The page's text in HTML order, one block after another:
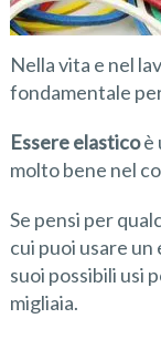
Nella vita e nel
fondamentale
Essere elasticoè
molto bene nel
Se pensi per
cui puoi usare un
suoi possibili usi
migliaia.